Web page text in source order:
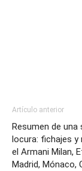
Artículo anterior
Resumen de una
locura: fichajes y
el Armani Milan,
Madrid, Mónaco,